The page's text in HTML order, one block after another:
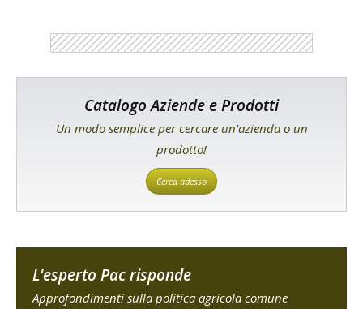
Catalogo Aziende e Prodotti
Un modo semplice per cercare un'azienda o un
prodotto!
Cerca adesso
L'esperto Pac risponde
Approfondimenti sulla politica agricola comune